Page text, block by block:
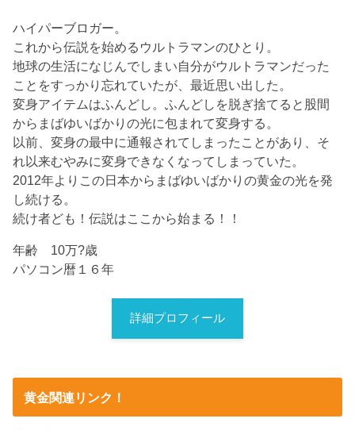
ハイパーブロガー。
これから伝説を始めるウルトラマンのひとり。
地球の生活になじんでしまい自分がウルトラマンだった
ことをすっかり忘れていたが、最近思い出した。
変身アイテムはふんどし。ふんどしを脱ぎ捨てると股間
からまばゆいばかりの光に包まれて変身する。
以前、変身の最中に通報されてしまったことがあり、そ
れ以来むやみに変身できなくなってしまっていた。
2012年よりこの日本からまばゆいばかりの黄金の光を発
し続ける。
続け者ども！伝説はここから始まる！！
年齢 10万?歳
パソコン暦１６年
詳細プロフィール
黄金関連リンク！